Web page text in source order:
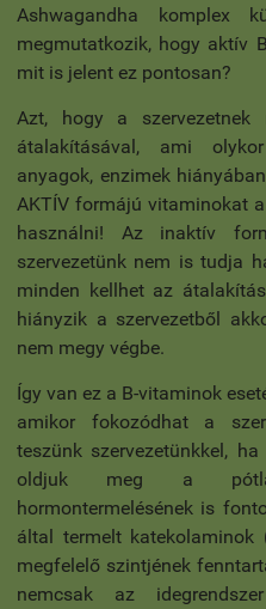
Ashwagandha komplex
megmutatkozik, hogy aktív
mit is jelent ez pontosan?
Azt, hogy a
átalakításával, ami
anyagok, enzimek
AKTÍV formájú vitaminokat
használni! Az inaktív
szervezetünk nem is tudja
minden kellhet az
hiányzik a szervezetből
nem megy végbe.
Így van ez a B-vitaminok
amikor fokozódhat a
teszünk szervezetünkkel,
oldjuk meg a
hormontermelésének is
által termelt katekolaminok
megfelelő szintjének
nemcsak az